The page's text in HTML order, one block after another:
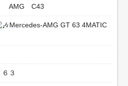
AMG C43
Mercedes-AMG GT 63 4MATIC
３